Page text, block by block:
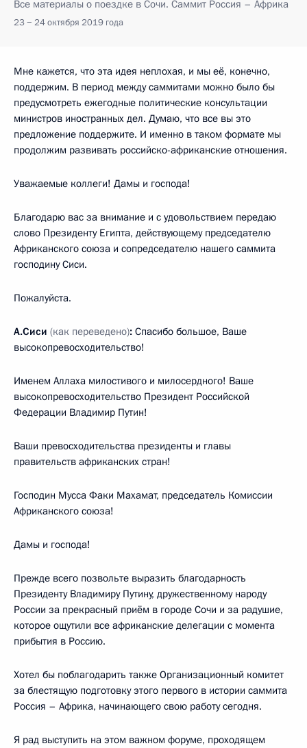
Все материалы о поездке в Сочи. Саммит Россия – Африка
23 − 24 октября 2019 года
Мне кажется, что эта идея неплохая, и мы её, конечно,
поддержим. В период между саммитами можно было бы
предусмотреть ежегодные политические консультации
министров иностранных дел. Думаю, что все вы это
предложение поддержите. И именно в таком формате мы
продолжим развивать российско-африканские отношения.
Уважаемые коллеги! Дамы и господа!
Благодарю вас за внимание и с удовольствием передаю
слово Президенту Египта, действующему председателю
Африканского союза и сопредседателю нашего саммита
господину Сиси.
Пожалуйста.
А.Сиси (как переведено): Спасибо большое, Ваше
высокопревосходительство!
Именем Аллаха милостивого и милосердного! Ваше
высокопревосходительство Президент Российской
Федерации Владимир Путин!
Ваши превосходительства президенты и главы
правительств африканских стран!
Господин Мусса Факи Махамат, председатель Комиссии
Африканского союза!
Дамы и господа!
Прежде всего позвольте выразить благодарность
Президенту Владимиру Путину, дружественному народу
России за прекрасный приём в городе Сочи и за радушие,
которое ощутили все африканские делегации с момента
прибытия в Россию.
Хотел бы поблагодарить также Организационный комитет
за блестящую подготовку этого первого в истории саммита
Россия – Африка, начинающего свою работу сегодня.
Я рад выступить на этом важном форуме, проходящем